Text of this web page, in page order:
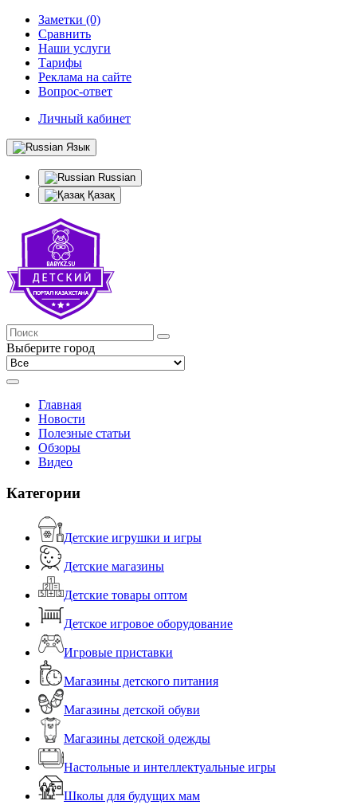
Заметки (0)
Сравнить
Наши услуги
Тарифы
Реклама на сайте
Вопрос-ответ
Личный кабинет
Язык
Russian
Қазақ
Выберите город
Главная
Новости
Полезные статьи
Обзоры
Видео
Категории
Детские игрушки и игры
Детские магазины
Детские товары оптом
Детское игровое оборудование
Игровые приставки
Магазины детского питания
Магазины детской обуви
Магазины детской одежды
Настольные и интеллектуальные игры
Школы для будущих мам